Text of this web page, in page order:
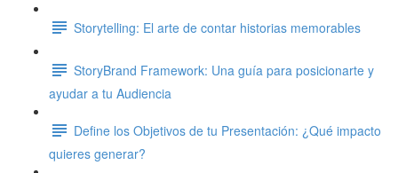
Storytelling: El arte de contar historias memorables
StoryBrand Framework: Una guía para posicionarte y
ayudar a tu Audiencia
Define los Objetivos de tu Presentación: ¿Qué impacto
quieres generar?